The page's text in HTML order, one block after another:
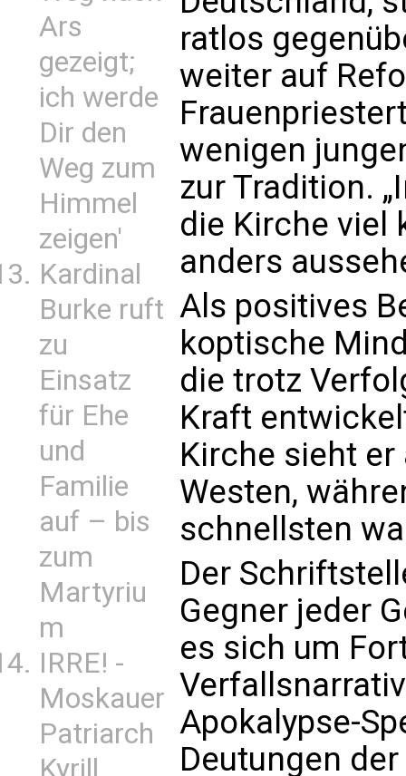
Ars
gezeigt;
ich werde
Dir den
Weg zum
Himmel
zeigen'
Kardinal
Burke ruft
zu
Einsatz
für Ehe
und
Familie
auf – bis
zum
Martyriu
m
IRRE! -
Moskauer
Patriarch
Kyrill
ratlos
weiter auf
wenigen
zur Tradition.
die Kirche viel
anders
Als positives
koptische
die trotz
Kraft
Kirche sieht
Westen,
schnellsten
Der
Gegner jeder
es sich um
Apokalypse-
Deutungen